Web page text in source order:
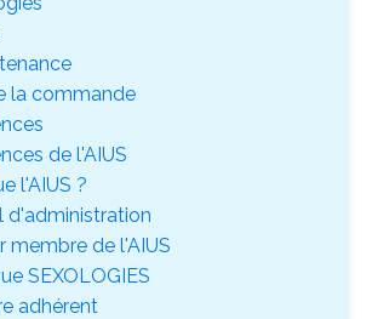
la commande
de l'AIUS
l'AIUS ?
d'administration
membre de l'AIUS
SEXOLOGIES
adhérent